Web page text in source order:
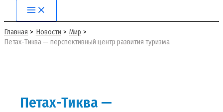
Main
Menu
Главная Новости
Мир
Петах-Тиква — перспективный центр развития туризма
Петах-Тиква —